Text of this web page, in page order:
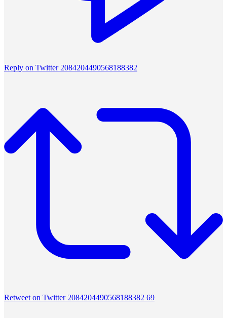
Reply on Twitter 2084204490568188382
Retweet on Twitter 2084204490568188382 69